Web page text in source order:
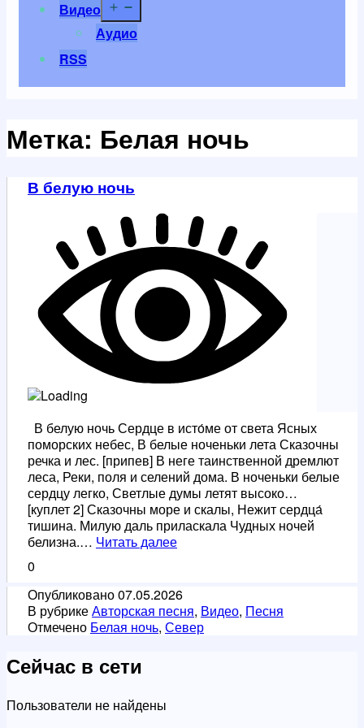
Видео
Аудио
RSS
Метка: Белая ночь
В белую ночь
В белую ночь Сердце в исто́ме от света Ясных
поморских небес, В белые ноченьки лета Сказочны
речка и лес. [припев] В неге таинственной дремлют
леса, Реки, поля и селений дома. В ноченьки белые
сердцу легко, Светлые думы летят высоко…
[куплет 2] Сказочны море и скалы, Нежит сердца́
тишина. Милую даль приласкала Чудных ночей
белизна.… Читать далееВ
0
Опубликовано07.05.2026
В рубрикеАвторская песня, Видео, Песня
Отмечено Белая ночь, Север
Сейчас в сети
Пользователи не найдены